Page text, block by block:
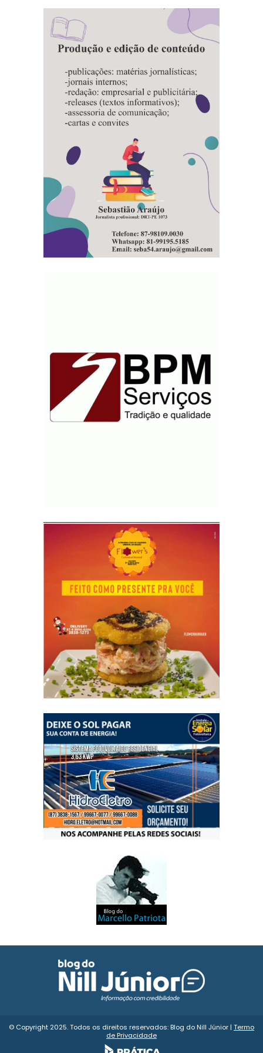
© Copyright 2025. Todos os direitos reservados: Blog do Nill Júnior | Termo
de Privacidade